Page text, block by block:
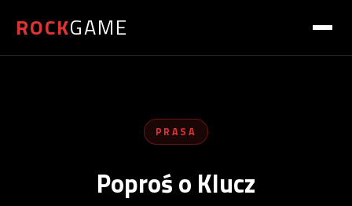
ROCKGAME
PRASA
Poproś o Klucz